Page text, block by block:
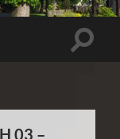
Toggle
03 –